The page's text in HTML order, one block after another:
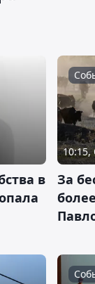
в
10:15,
За